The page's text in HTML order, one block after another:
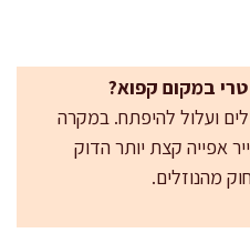
במקום קפוא?
ועלול להיפתח. במקרה
אפייה קצת יותר הדוק
מהנוזלים.